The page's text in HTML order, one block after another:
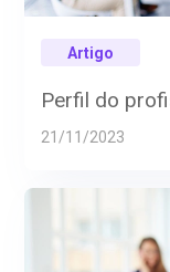
Artigo
Perfil do
21/11/2023